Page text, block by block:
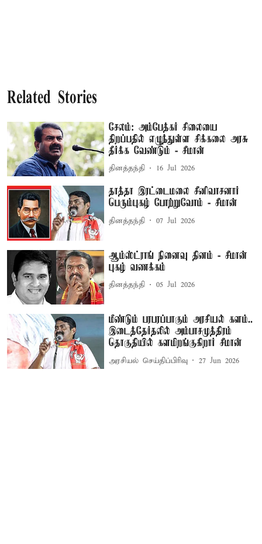
Related Stories
சேலம்: அம்பேத்கர் சிலையை
திறப்பதில் எழுந்துள்ள சிக்கலை அரசு
தீர்க்க வேண்டும் - சீமான்
தினத்தந்தி 16 Jul 2026
தாத்தா இரட்டைமலை சீனிவாசனார்
பெரும்புகழ் போற்றுவோம் - சீமான்
தினத்தந்தி 07 Jul 2026
ஆம்ஸ்ட்ராங் நினைவு தினம் - சீமான்
புகழ் வணக்கம்
தினத்தந்தி 05 Jul 2026
மீண்டும் பரபரப்பாகும் அரசியல் களம்..
இடைத்தேர்தலில் அம்பாசமுத்திரம்
தொகுதியில் களமிறங்குகிறார் சீமான்
அரசியல் செய்திப்பிரிவு 27 Jun 2026